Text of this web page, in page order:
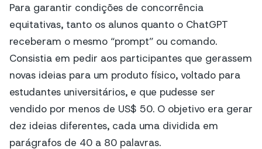
Para garantir condições de concorrência
equitativas, tanto os alunos quanto o ChatGPT
receberam o mesmo “prompt” ou comando.
Consistia em pedir aos participantes que gerassem
novas ideias para um produto físico, voltado para
estudantes universitários, e que pudesse ser
vendido por menos de US$ 50. O objetivo era gerar
dez ideias diferentes, cada uma dividida em
parágrafos de 40 a 80 palavras.